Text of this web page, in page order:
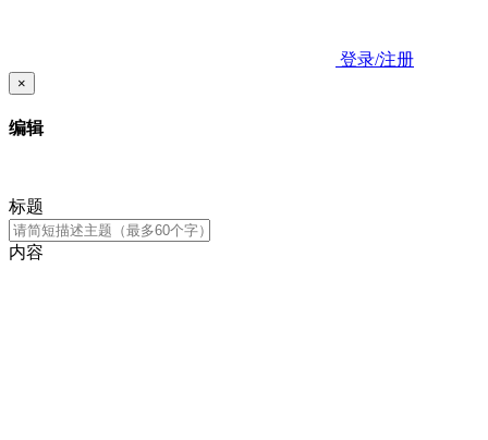
登录/注册
×
编辑
标题
内容